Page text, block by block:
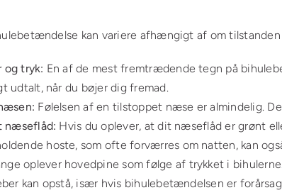
kan variere afhængigt af om
og tryk: En af de mest fremtrædende tegn på
udtalt, når du bøjer dig fremad.
Følelsen af en tilstoppet næse er almindelig.
næseflåd: Hvis du oplever, at dit næseflåd er grønt
hoste, som ofte forværres om natten, kan
oplever hovedpine som følge af trykket i
kan opstå, især hvis bihulebetændelsen er